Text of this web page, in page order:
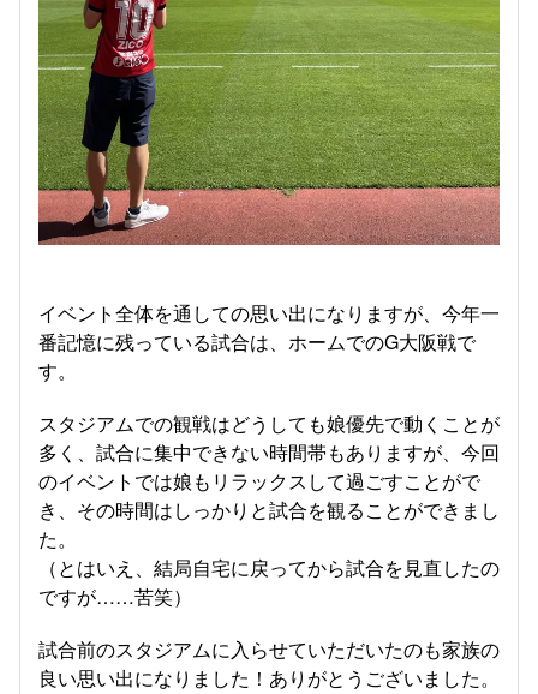
イベント全体を通しての思い出になりますが、今年一
番記憶に残っている試合は、ホームでのG大阪戦で
す。
スタジアムでの観戦はどうしても娘優先で動くことが
多く、試合に集中できない時間帯もありますが、今回
のイベントでは娘もリラックスして過ごすことがで
き、その時間はしっかりと試合を観ることができまし
た。
（とはいえ、結局自宅に戻ってから試合を見直したの
ですが……苦笑）
試合前のスタジアムに入らせていただいたのも家族の
良い思い出になりました！ありがとうございました。